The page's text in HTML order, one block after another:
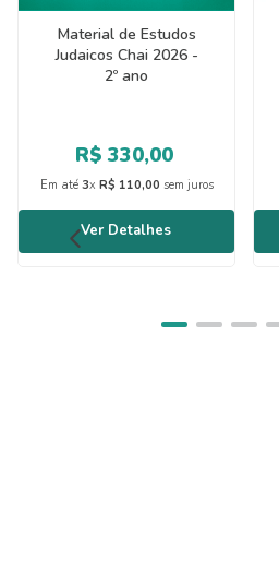
Material de Estudos
Judaicos Chai 2026 -
2º ano
R$ 330,00
Em até 3x R$ 110,00 sem juros